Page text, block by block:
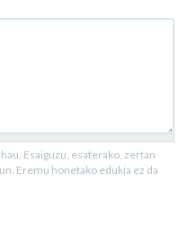
Esaiguzu, esaterako, zertan
Eremu honetako edukia ez da